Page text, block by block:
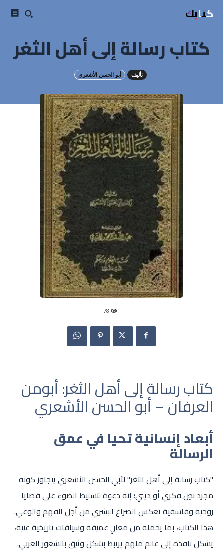
كتابك
كتاب رسالة إلى أهل الثغر
تأليف أبو الحسن الأشعري
78
كتاب رسالة إلى أهل الثغر: أبومن
العرفان – أبو الحسن الأشعري
أبعاد إنسانية تحيا في عمق
الرسالة
"كتاب رسالة إلى أهل الثغر" لأبي الحسن الأشعري يتجاوز كونه
مجرد نصٍ فكري أو ديني؛ إنه دعوة لتسليط الضوء على قضايا
روحية وفلسفية تعكس الصراع البشري من أجل الفهم والوعي.
هذا الكتاب، بما يحمله من معانٍ عميقة وسياقات تاريخية غنية،
يشكل نافذة إلى عالم ملهم يرتبط بشكل وثيق بالشعور العربي.